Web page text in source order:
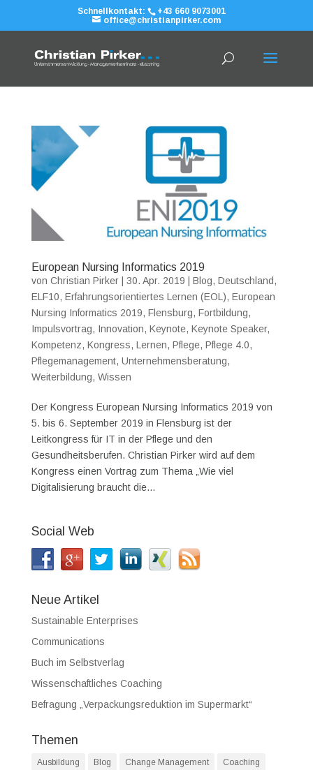
Schnellkontakt:
+43 660 9073001
office@christianpirker.com
European Nursing Informatics 2019
von Christian Pirker| 30. Apr. 2019 Blog, Deutschland,
ELF10, Erfahrungsorientiertes Lernen (EOL), European
Nursing Informatics 2019, Flensburg, Fortbildung,
Impulsvortrag, Innovation, Keynote, Keynote Speaker,
Kompetenz, Kongress, Lernen, Pflege, Pflege 4.0,
Pflegemanagement, Unternehmensberatung,
Weiterbildung, Wissen
Der Kongress European Nursing Informatics 2019 von
5. bis 6. September 2019 in Flensburg ist der
Leitkongress für IT in der Pflege und den
Gesundheitsberufen. Christian Pirker wird auf dem
Kongress einen Vortrag zum Thema „Wie viel
Digitalisierung braucht die...
Social Web
Neue Artikel
Sustainable Enterprises
Communications
Buch im Selbstverlag
Wissenschaftliches Coaching
Befragung „Verpackungsreduktion im Supermarkt“
Themen
Ausbildung Blog Change Management Coaching